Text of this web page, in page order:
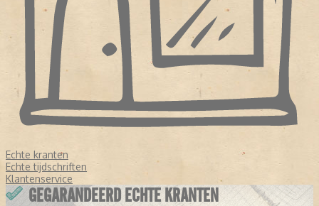
Echte kranten
Echte tijdschriften
Klantenservice
GEGARANDEERD ECHTE KRANTEN